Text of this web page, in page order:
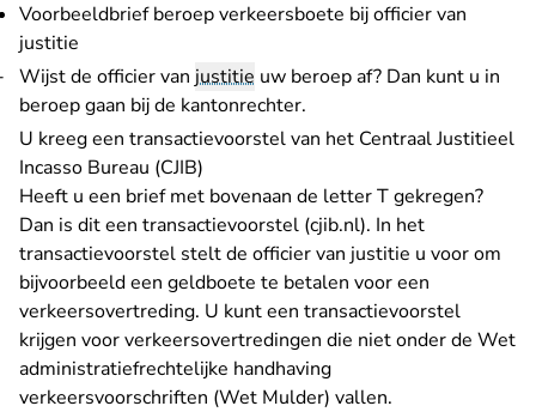
Voorbeeldbrief beroep verkeersboete bij officier van
justitie
Wijst de officier van justitie uw beroep af? Dan kunt u in
beroep gaan bij de kantonrechter.
U kreeg een transactievoorstel van het Centraal Justitieel
Incasso Bureau (CJIB)
Heeft u een brief met bovenaan de letter T gekregen?
Dan is diteen transactievoorstel (cjib.nl)- U verlaat
. In het
transactievoorstel stelt de officier van justitie u voor om
bijvoorbeeld een geldboete te betalen voor een
verkeersovertreding. U kunt een transactievoorstel
krijgen voor verkeersovertredingen die niet onder de Wet
administratiefrechtelijke handhaving
verkeersvoorschriften (Wet Mulder) vallen.